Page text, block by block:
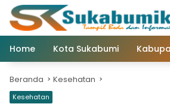
Langsung
konten
Home
Kota Sukabumi
Beranda Kesehatan
Kesehatan